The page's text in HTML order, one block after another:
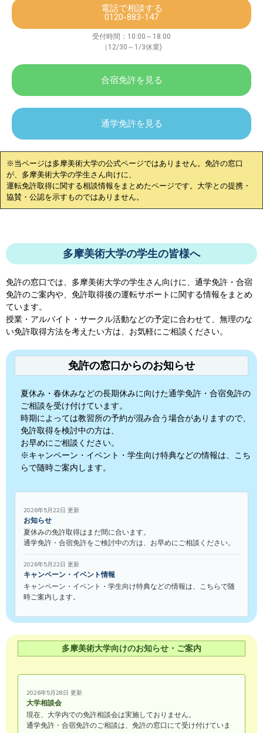
電話で相談する
0120-883-147
受付時間：10:00～18:00
（12/30～1/3休業)
合宿免許を見る
通学免許を見る
※当ページは多摩美術大学の公式ページではありません。免許の窓口
が、 多摩美術大学の学生さん向けに、
運転免許取得に関する相談情報をまとめたページです。大学との提携・
協賛・公認を示すものではありません。
多摩美術大学の学生の皆様へ
免許の窓口では、 多摩美術大学の学生さん向けに、通学免許・合宿
免許のご案内や、免許取得後の運転サポートに関する情報をまとめ
ています。
授業・アルバイト・サークル活動などの予定に合わせて、無理のな
い免許取得方法を考えたい方は、お気軽にご相談ください。
免許の窓口からのお知らせ
夏休み・春休みなどの長期休みに向けた通学免許・合宿免許の
ご相談を受け付けています。
時期によっては教習所の予約が混み合う場合がありますので、
免許取得を検討中の方は、
お早めにご相談ください。
※キャンペーン・イベント・学生向け特典などの情報は、こち
らで随時ご案内します。
2026年5月22日 更新
お知らせ
夏休みの免許取得はまだ間に合います。
通学免許・合宿免許をご検討中の方は、お早めにご相談ください。
2026年5月22日 更新
キャンペーン・イベント情報
キャンペーン・イベント・学生向け特典などの情報は、こちらで随
時ご案内します。
多摩美術大学向けのお知らせ・ご案内
2026年5月28日 更新
大学相談会
現在、大学内での免許相談会は実施しておりません。
通学免許・合宿免許のご相談は、免許の窓口にて受け付けていま